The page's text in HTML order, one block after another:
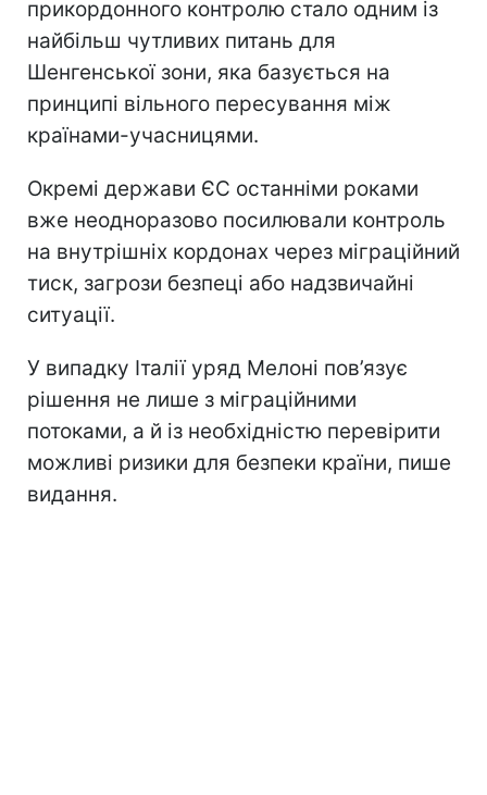
прикордонного контролю стало одним із
найбільш чутливих питань для
Шенгенської зони, яка базується на
принципі вільного пересування між
країнами-учасницями.
Окремі держави ЄС останніми роками
вже неодноразово посилювали контроль
на внутрішніх кордонах через міграційний
тиск, загрози безпеці або надзвичайні
ситуації.
У випадку Італії уряд Мелоні пов’язує
рішення не лише з міграційними
потоками, а й із необхідністю перевірити
можливі ризики для безпеки країни, пише
видання.